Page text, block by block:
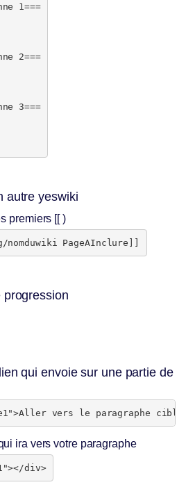
1===
2===
3===
autre yeswiki
premiers [[ )
progression
qui envoie sur une partie de
ira vers votre paragraphe
<div id="paragraphe1"></div>